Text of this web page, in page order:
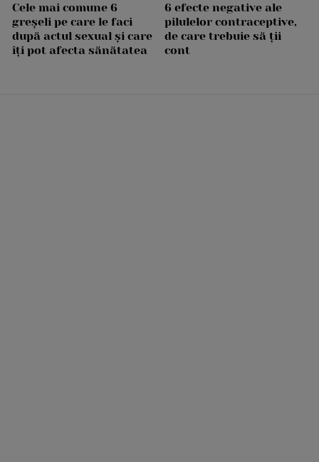
Cele mai comune 6
greșeli pe care le faci
după actul sexual și care
îți pot afecta sănătatea
6 efecte negative ale
pilulelor contraceptive,
de care trebuie să ții
cont